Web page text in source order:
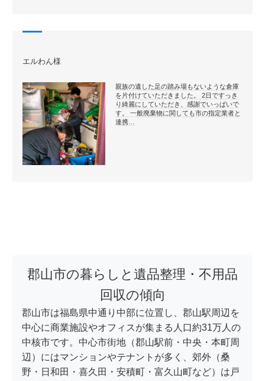
エルわん様
親族の遺した足の踏み場もないような倉庫
を片付けていただきました。 2日ですっき
り綺麗にしていただき、感謝でいっぱいで
す。 一般廃棄物に関しても市の指定業者と
連携…
郡山市の暮らしと遺品整理・不用品
回収の傾向
郡山市は福島県中通り中部に位置し、郡山駅周辺を
中心に商業施設やオフィスが集まる人口約31万人の
中核市です。中心市街地（郡山駅前・中央・本町周
辺）にはマンションやテナントが多く、郊外（桑
野・日和田・喜久田・安積町・富久山町など）は戸